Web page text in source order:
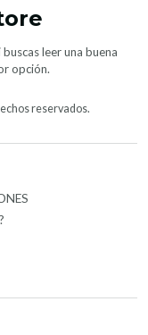
leer una buena
opción.
reservados.